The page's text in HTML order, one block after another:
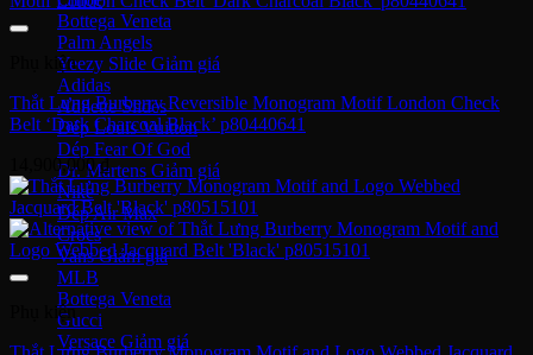
Bottega Veneta
Palm Angels
Yeezy Slide
Adidas
Adilette Slides
Dép Louis Vuitton
Dép Fear Of God
Dr. Martens
Nike
Dép Air Max
Crocs
Vans
MLB
Bottega Veneta
Gucci
Versace
Phụ kiện
Thắt Lưng Burberry Reversible Monogram Motif London Check
Belt ‘Dark Charcoal Black’ p80440641
14,900,000₫
Phụ kiện